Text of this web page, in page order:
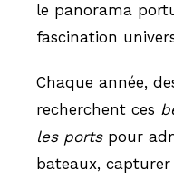
le panorama
fascination
Chaque année,
recherchent ces
les portspour
bateaux,